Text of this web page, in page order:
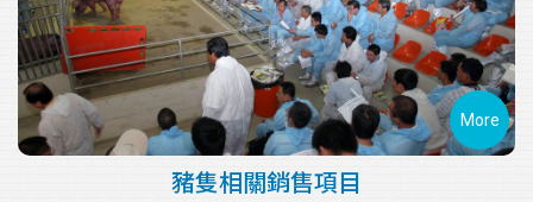
More
豬隻相關銷售項目